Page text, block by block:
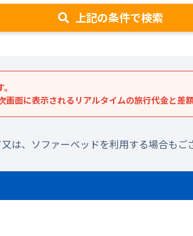
上記の条件で検索
面に表示されるリアルタイムの旅行代金と差
は、ソファーベッドを利用する場合もご